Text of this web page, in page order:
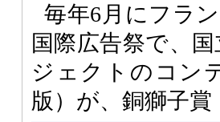
毎年6月にフラ
国際広告祭で、
ジェクトのコン
版）が、銅獅子賞